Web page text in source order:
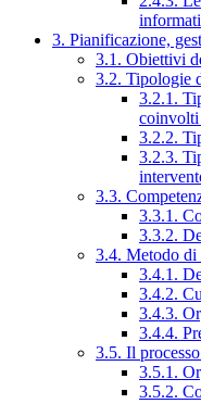
3. Pianificazione,
3.1. Obiettivi
3.2. Tipologie
3.2.1.
coinvolti
3.2.2.
3.2.3.
3.3.
3.3.1.
3.3.2.
3.4. Metodo di
3.4.1.
3.4.2.
3.4.3.
3.4.4.
3.5. Il
3.5.1.
3.5.2.